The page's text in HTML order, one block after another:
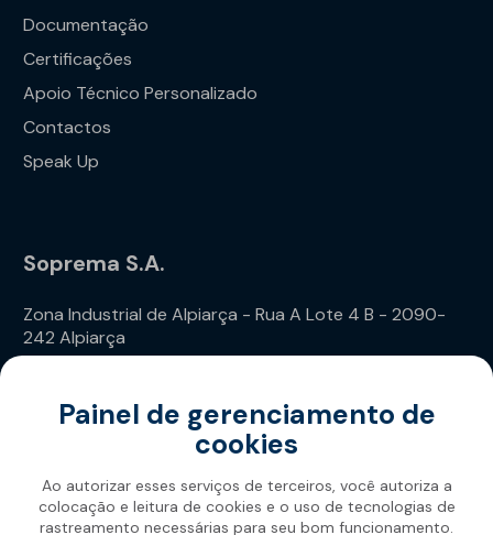
Documentação
Certificações
Apoio Técnico Personalizado
Contactos
Speak Up
Soprema S.A.
Zona Industrial de Alpiarça - Rua A Lote 4 B - 2090-
242 Alpiarça
Painel de gerenciamento de
cookies
Ao autorizar esses serviços de terceiros, você autoriza a
colocação e leitura de cookies e o uso de tecnologias de
rastreamento necessárias para seu bom funcionamento.